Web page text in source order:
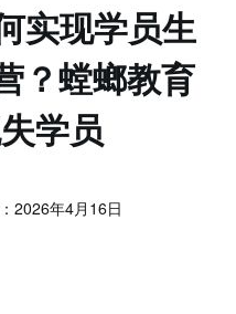
实现学员生
？螳螂教育
学员
2026年4月16日